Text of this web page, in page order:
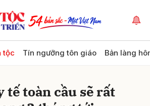
tộc Tín ngưỡng tôn giáo Bản làng
tế toàn cầu sẽ rất